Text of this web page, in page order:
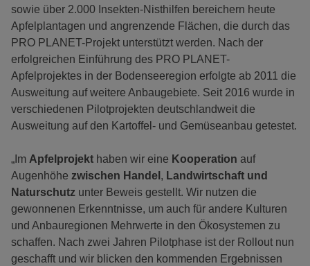
sowie über 2.000 Insekten-Nisthilfen bereichern heute
Apfelplantagen und angrenzende Flächen, die durch das
PRO PLANET-Projekt unterstützt werden. Nach der
erfolgreichen Einführung des PRO PLANET-
Apfelprojektes in der Bodenseeregion erfolgte ab 2011 die
Ausweitung auf weitere Anbaugebiete. Seit 2016 wurde in
verschiedenen Pilotprojekten deutschlandweit die
Ausweitung auf den Kartoffel- und Gemüseanbau getestet.
„Im Apfelprojekt haben wir eine Kooperation auf
Augenhöhe zwischen Handel , Landwirtschaft und
Naturschutz unter Beweis gestellt. Wir nutzen die
gewonnenen Erkenntnisse, um auch für andere Kulturen
und Anbauregionen Mehrwerte in den Ökosystemen zu
schaffen. Nach zwei Jahren Pilotphase ist der Rollout nun
geschafft und wir blicken den kommenden Ergebnissen